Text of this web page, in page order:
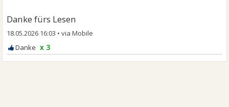
Danke fürs Lesen
18.05.2026 16:03 •
x 3